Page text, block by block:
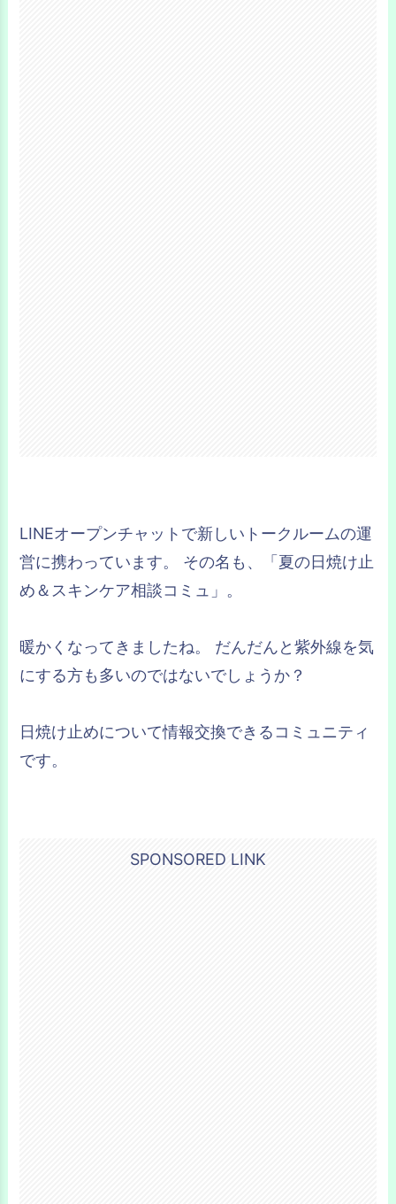
LINEオープンチャットで新しいトークルームの運
営に携わっています。 その名も、「夏の日焼け止
め＆スキンケア相談コミュ」。
暖かくなってきましたね。 だんだんと紫外線を気
にする方も多いのではないでしょうか？
日焼け止めについて情報交換できるコミュニティ
です。
SPONSORED LINK